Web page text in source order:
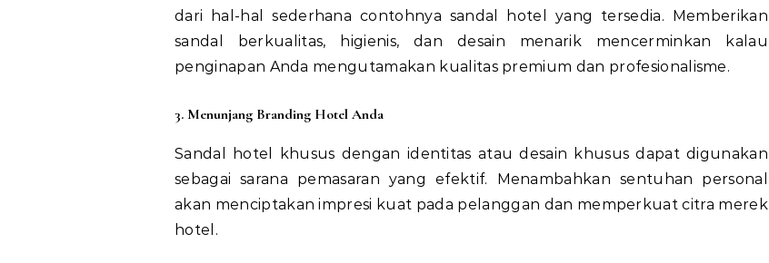
dari hal-hal sederhana contohnya sandal hotel yang tersedia. Memberikan
sandal berkualitas, higienis, dan desain menarik mencerminkan kalau
penginapan Anda mengutamakan kualitas premium dan profesionalisme.
3. Menunjang Branding Hotel Anda
Sandal hotel khusus dengan identitas atau desain khusus dapat digunakan
sebagai sarana pemasaran yang efektif. Menambahkan sentuhan personal
akan menciptakan impresi kuat pada pelanggan dan memperkuat citra merek
hotel.